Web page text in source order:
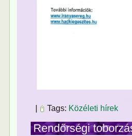
Tags: Közéleti hírek
Rendőrségi